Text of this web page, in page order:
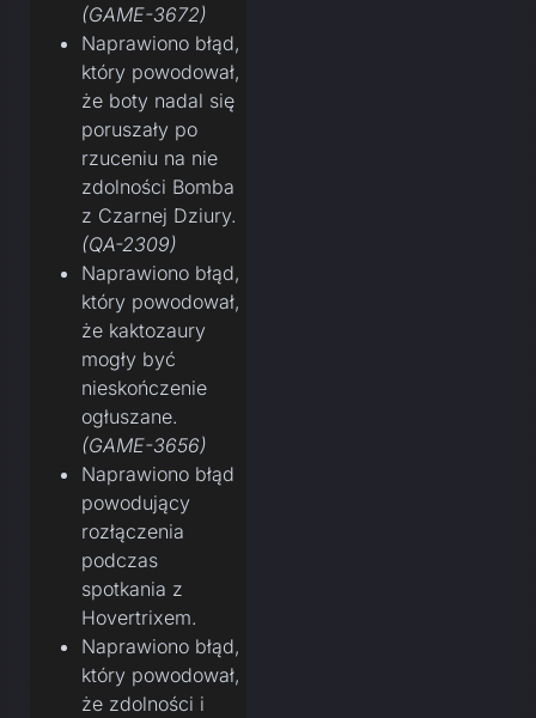
(GAME-3672)
Naprawiono błąd,
który powodował,
że boty nadal się
poruszały po
rzuceniu na nie
zdolności Bomba
z Czarnej Dziury.
(QA-2309)
Naprawiono błąd,
który powodował,
że kaktozaury
mogły być
nieskończenie
ogłuszane.
(GAME-3656)
Naprawiono błąd
powodujący
rozłączenia
podczas
spotkania z
Hovertrixem.
Naprawiono błąd,
który powodował,
że zdolności i